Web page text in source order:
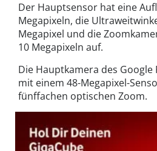
Der Hauptsensor hat eine
Megapixeln, die
Megapixel und die
10 Megapixeln auf.
Die Hauptkamera des
mit einem 48-Megapixel-
fünffachen optischen Zoom.